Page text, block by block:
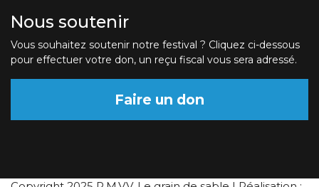
Nous soutenir
Vous souhaitez soutenir notre festival ? Cliquez ci-dessous
pour effectuer votre don, un reçu fiscal vous sera adressé.
Faire un don